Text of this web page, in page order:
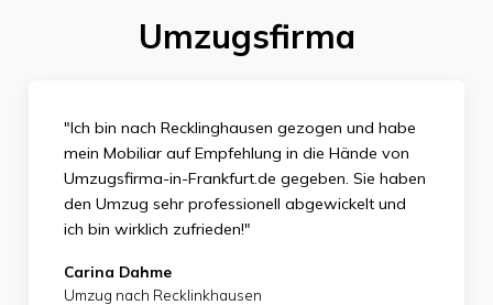
Umzugsfirma
"Ich bin nach Recklinghausen gezogen und habe
mein Mobiliar auf Empfehlung in die Hände von
Umzugsfirma-in-Frankfurt.de gegeben. Sie haben
den Umzug sehr professionell abgewickelt und
ich bin wirklich zufrieden!"
Carina Dahme
Umzug nach Recklinkhausen